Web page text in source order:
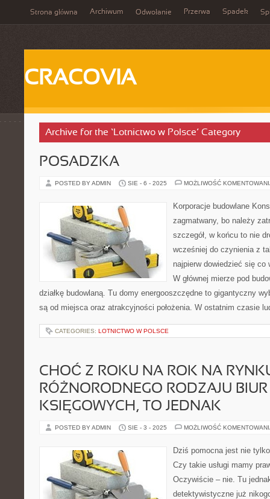
Strona główna Archiwum Odwołanie Przerwa Spadek
CRACOVIA
Archive for the ‘Lotnictwo w Polsce’ Category
POSADZKA
POSTED BY ADMIN SIE - 6 - 2025 MOŻLIWOŚĆ
Korporacje budowlane
zagmatwany, bo należy
szczegół, w końcu to nie
wcześniej do czynienia z
najpierw dowiedzieć się co
W głównej mierze pod
działkę budowlaną. Tu domy energooszczędne to gigantyczny
są od miejsca oraz atrakcyjności położenia. W ostatnim czasie
CATEGORIES: LOTNICTWO W POLSCE
CHOĆ Z ROKU NA ROK NA
RÓŻNORODNEGO RODZAJU BIUR
KSIĘGOWYCH, TO JEDNAK
POSTED BY ADMIN SIE - 3 - 2025 MOŻLIWOŚĆ
Dziś pomocna jest nie
Czy takie usługi mamy
Oczywiście – nie. Tu
detektywistyczne już